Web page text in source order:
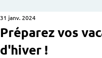
Préparez vos
d'hiver !
31 janv. 2024